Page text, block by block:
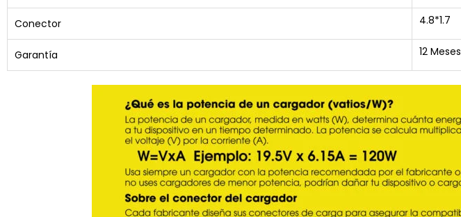
Conector 4.8*1.7
Garantía 12 Meses